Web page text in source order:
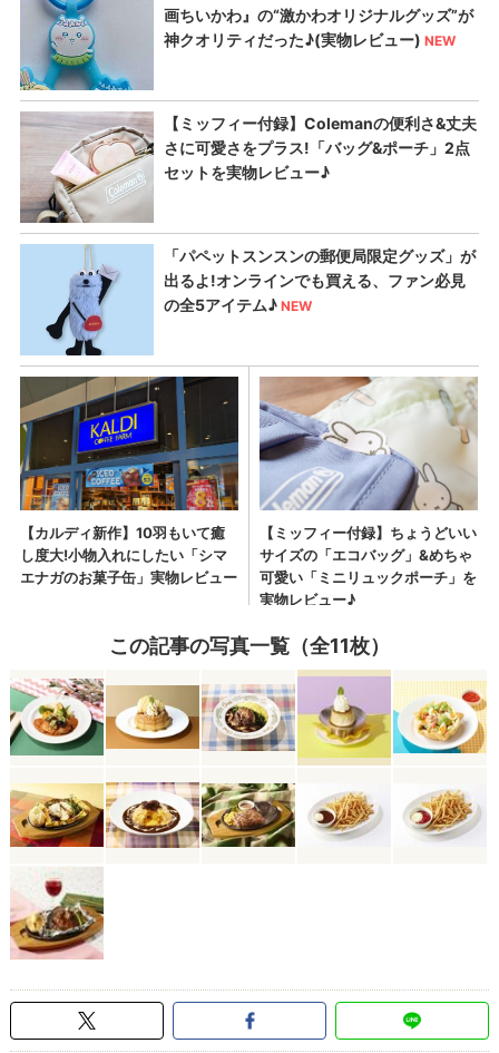
この記事の写真一覧（全11枚）